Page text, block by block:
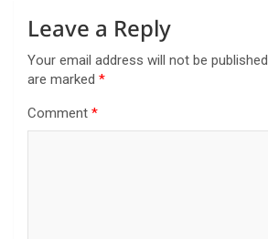
Leave a Reply
Your email address will not be
are marked *
Comment *